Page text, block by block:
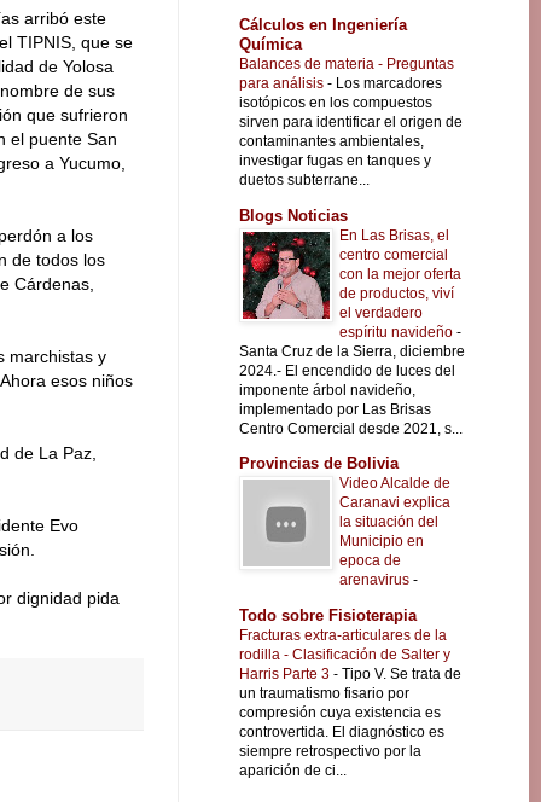
arribó este
TIPNIS, que se
de Yolosa
de sus
que sufrieron
el puente San
a Yucumo,
a los
de todos los
Cárdenas,
marchistas y
esos niños
de La Paz,
Evo
dignidad pida
Cálculos en Ingeniería
Química
Balances de materia - Preguntas
para análisis - Los marcadores
isotópicos en los compuestos
sirven para identificar el origen de
contaminantes ambientales,
investigar fugas en tanques y
duetos subterrane...
Blogs Noticias
En Las Brisas, el
centro comercial
con la mejor oferta
de productos, viví
el verdadero
espíritu navideño -
Santa Cruz de la Sierra, diciembre
2024.- El encendido de luces del
imponente árbol navideño,
implementado por Las Brisas
Centro Comercial desde 2021, s...
Provincias de Bolivia
Video Alcalde de
Caranavi explica
la situación del
Municipio en
epoca de
arenavirus -
Todo sobre Fisioterapia
Fracturas extra-articulares de la
rodilla - Clasificación de Salter y
Harris Parte 3 - Tipo V. Se trata de
un traumatismo fisario por
compresión cuya existencia es
controvertida. El diagnóstico es
siempre retrospectivo por la
aparición de ci...